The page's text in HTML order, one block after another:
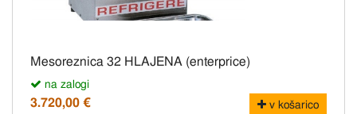
Mesoreznica 32 HLAJENA (enterprice)
na zalogi
3.720,00 € v košarico